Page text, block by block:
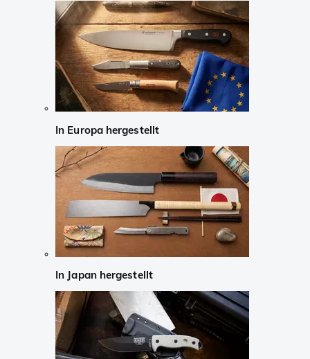
In Europa hergestellt
In Japan hergestellt